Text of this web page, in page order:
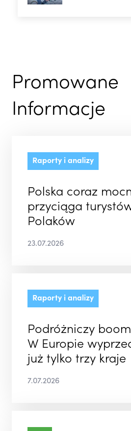
Promowane
Informacje
Raporty i analizy
Polska coraz
przyciąga
Polaków
23.07.2026
Raporty i analizy
Podróżniczy
W Europie
już tylko trzy kraje
7.07.2026